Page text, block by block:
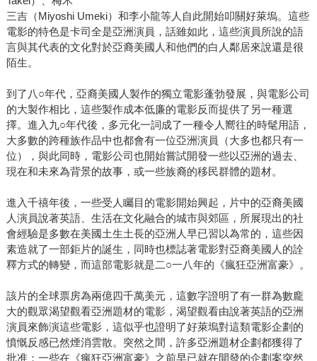
三吉（Miyoshi Umeki）和李小龍等人自此開始叩關好萊塢。這些
電影的特色是卡司全是亞洲演員，話雖如此，這些演員所說的語
言與其代表的文化對於亞裔美國人和他們的白人鄰居來說還是很
陌生。
到了八○年代，亞裔美國人製作的獨立電影蓬勃發展，與電影公司
的大製作相比，這些製作成本低廉的電影反而提供了另一種選
擇。進入九○年代後，多元化一詞成了一種令人嚮往的時髦用語，
大多數的跨種族作品中也都會有一位亞洲演員（大多也都只有一
位），與此同時，電影公司也開始嘗試開發一些以亞洲的過去、
現在和未來為背景的故事，或一些族裔的移民群體的題材。
進入千禧年後，一些受人矚目的電影開始興起，片中的亞裔美國
人演員說著英語、生活在文化融合的城市與郊區，所展現出的社
會經驗是多數在美國土生土長的亞洲人早已習以為常的，這些因
素造就了一部鉅片的誕生，同時也標誌著電影對亞裔美國人的詮
釋方式的轉變，而這部電影就是二○一八年的《瘋狂亞洲富豪》。
該片的全球票房為兩億四千萬美元，這數字證明了有一群為數龐
大的觀眾渴望觀看亞洲題材的電影，渴望觀看由說著英語的亞洲
演員來飾演這些電影，這似乎也證明了好萊塢對這類電影企劃的
憤慨反感已然煙消雲散。突然之間，許多亞洲題材企劃都獲得了
批准；一些在《瘋狂亞洲富豪》之前早已就在開發的企劃案突然